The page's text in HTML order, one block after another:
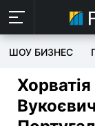
ШОУ БИЗНЕС